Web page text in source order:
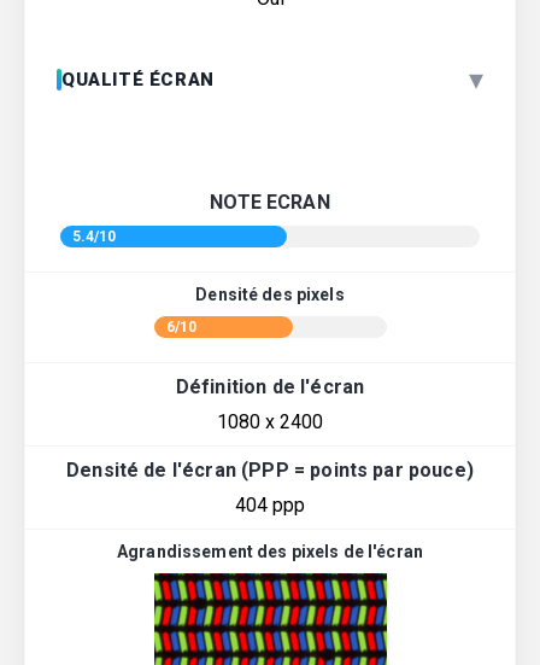
QUALITÉ ÉCRAN ▾
NOTE ECRAN
5.4/10
Densité des pixels
6/10
Définition de l'écran
1080 x 2400
Densité de l'écran (PPP = points par pouce)
404 ppp
Agrandissement des pixels de l'écran